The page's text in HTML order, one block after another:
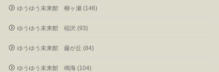
ゆうゆう未来館 柳ヶ瀬 (146)
ゆうゆう未来館 稲沢 (93)
ゆうゆう未来館 藤が丘 (84)
ゆうゆう未来館 鳴海 (104)